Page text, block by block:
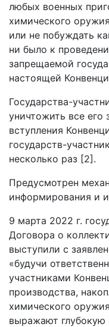
любых военных
химического
или не побуждать
ни было к
запрещаемой
настоящей
Государства-
уничтожить все его
вступления
государств-
несколько раз [2].
Предусмотрен
информирования и
9 марта 2022 г.
Договора о
выступили с
«будучи
участниками
производства,
химического
выражают глубокую